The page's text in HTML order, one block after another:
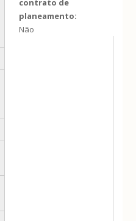
planeamento:
Não